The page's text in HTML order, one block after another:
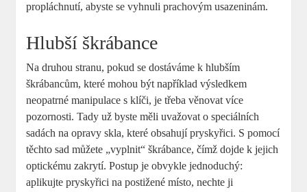
propláchnutí, abyste se vyhnuli prachovým usazeninám.
Hlubší škrábance
Na druhou stranu, pokud se dostáváme k hlubším ​
škrábancům, které mohou být ⁣například výsledkem
neopatrné‌ manipulace s ‌klíči, je třeba věnovat více
pozornosti.⁢ Tady už ​byste⁤ měli uvažovat o speciálních
sadách ⁢na opravy ‍skla, které obsahují pryskyřici. S pomocí
těchto sad můžete⁣ „vyplnit“ škrábance, čímž dojde k jejich
optickému ‍zakrytí. Postup je obvykle jednoduchý:
aplikujte pryskyřici⁣ na ⁣postižené místo, nechte ji